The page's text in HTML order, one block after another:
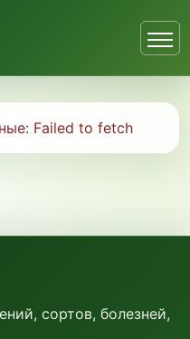
Failed to fetch
сортов, болезней,